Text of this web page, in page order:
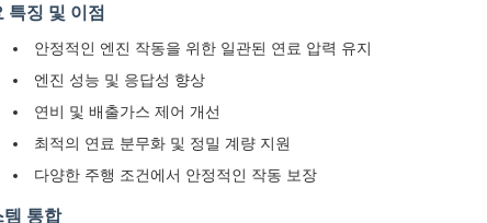
특징 및 이점
안정적인 엔진 작동을 위한 일관된 연료 압력 유지
엔진 성능 및 응답성 향상
연비 및 배출가스 제어 개선
최적의 연료 분무화 및 정밀 계량 지원
다양한 주행 조건에서 안정적인 작동 보장
템 통합